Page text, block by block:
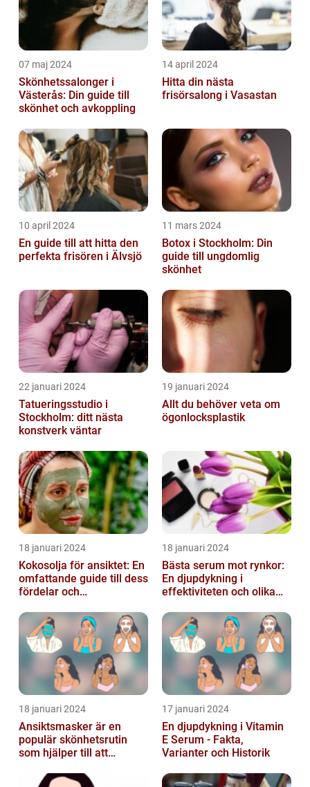
07 maj 2024
Skönhetssalonger i
Västerås: Din guide till
skönhet och avkoppling
14 april 2024
Hitta din nästa
frisörsalong i Vasastan
10 april 2024
En guide till att hitta den
perfekta frisören i Älvsjö
11 mars 2024
Botox i Stockholm: Din
guide till ungdomlig
skönhet
22 januari 2024
Tatueringsstudio i
Stockholm: ditt nästa
konstverk väntar
19 januari 2024
Allt du behöver veta om
ögonlocksplastik
18 januari 2024
Kokosolja för ansiktet: En
omfattande guide till dess
fördelar och
18 januari 2024
Bästa serum mot rynkor:
En djupdykning i
effektiviteten och olika
18 januari 2024
Ansiktsmasker är en
populär skönhetsrutin
som hjälper till att
huden
17 januari 2024
En djupdykning i Vitamin
E Serum - Fakta,
Varianter och Historik